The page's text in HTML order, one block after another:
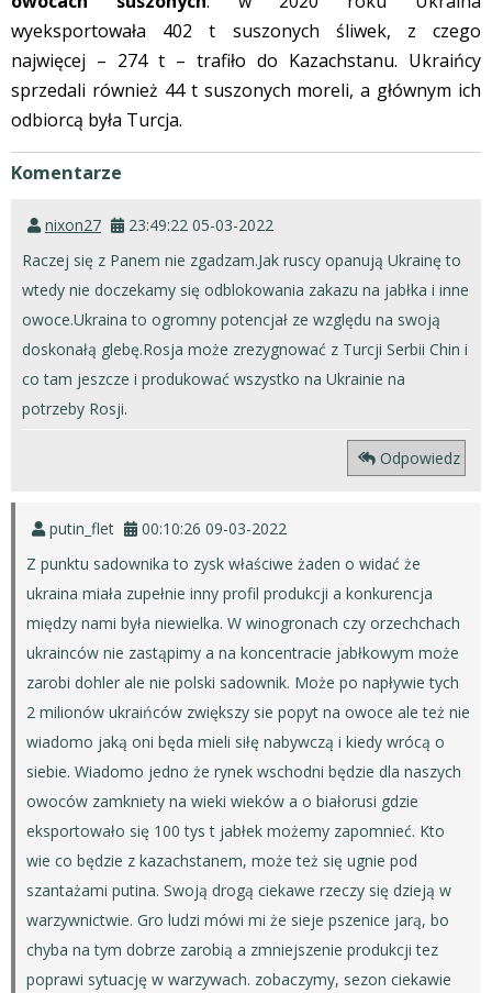
wyeksportowała 402 t suszonych śliwek, z czego
najwięcej – 274 t – trafiło do Kazachstanu. Ukraińcy
sprzedali również 44 t suszonych moreli, a głównym ich
odbiorcą była Turcja.
Komentarze
nixon27
23:49:22 05-03-2022
Raczej się z Panem nie zgadzam.Jak ruscy opanują Ukrainę to
wtedy nie doczekamy się odblokowania zakazu na jabłka i inne
owoce.Ukraina to ogromny potencjał ze względu na swoją
doskonałą glebę.Rosja może zrezygnować z Turcji Serbii Chin i
co tam jeszcze i produkować wszystko na Ukrainie na
potrzeby Rosji.
Odpowiedz
putin_flet
00:10:26 09-03-2022
Z punktu sadownika to zysk właściwe żaden o widać że
ukraina miała zupełnie inny profil produkcji a konkurencja
między nami była niewielka. W winogronach czy orzechchach
ukrainców nie zastąpimy a na koncentracie jabłkowym może
zarobi dohler ale nie polski sadownik. Może po napływie tych
2 milionów ukraińców zwiększy sie popyt na owoce ale też nie
wiadomo jaką oni będa mieli siłę nabywczą i kiedy wrócą o
siebie. Wiadomo jedno że rynek wschodni będzie dla naszych
owoców zamkniety na wieki wieków a o białorusi gdzie
eksportowało się 100 tys t jabłek możemy zapomnieć. Kto
wie co będzie z kazachstanem, może też się ugnie pod
szantażami putina. Swoją drogą ciekawe rzeczy się dzieją w
warzywnictwie. Gro ludzi mówi mi że sieje pszenice jarą, bo
chyba na tym dobrze zarobią a zmniejszenie produkcji tez
poprawi sytuację w warzywach. zobaczymy, sezon ciekawie